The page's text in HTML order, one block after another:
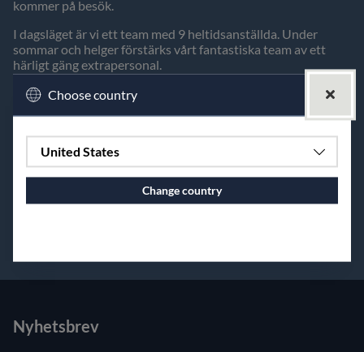
kommer på besök.
I dagsläget är vi ett team med 9 heltidsanställda. Under
sommar och helger förstärks vårt fantastiska team av ett
härligt gäng extrapersonal.
Våra ledord, gediget, personligt och nyskapande, genomsyrar
skapa personliga relationer med våra kunder och vara
nyskapande i vår design och affärsstrategi.
Vi är här för att inspirera er, hjälpa er och svara på era frågor.
Varmt välkomna till vår värld av kreativitet och passion för
Choose country
United States
Change country
Nyhetsbrev